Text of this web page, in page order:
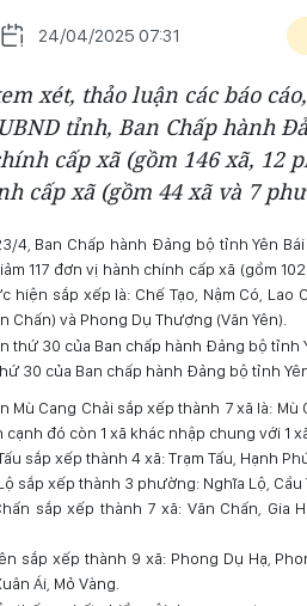
24/04/2025 07:31
xét, thảo luận các báo
tỉnh, Ban Chấp hành
cấp xã (gồm 146 xã, 12
cấp xã (gồm 44 xã và 7
4, Ban Chấp hành Đảng bộ tỉnh Yên
117 đơn vị hành chính cấp xã (gồm
hiện sắp xếp là: Chế Tạo, Nậm Có, Lao
Chấn) và Phong Dụ Thượng (Văn Yên).
30 của Ban chấp hành Đảng bộ tỉnh
Mù Cang Chải sắp xếp thành 7 xã là:
cạnh đó còn 1 xã khác nhập chung với 1
sắp xếp thành 4 xã: Trạm Tấu, Hạnh
sắp xếp thành 3 phường: Nghĩa Lộ, Cầu
sắp xếp thành 7 xã: Văn Chấn, Gia
sắp xếp thành 9 xã: Phong Dụ Hạ,
Ái, Mỏ Vàng.